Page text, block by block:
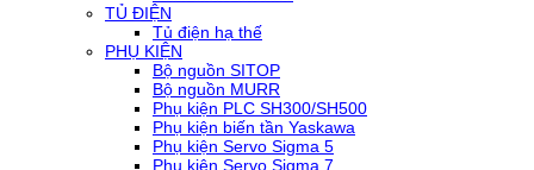
TỦ ĐIỆN
Tủ điện hạ thế
PHỤ KIỆN
Bộ nguồn SITOP
Bộ nguồn MURR
Phụ kiện PLC SH300/SH500
Phụ kiện biến tần Yaskawa
Phụ kiện Servo Sigma 5
Phụ kiện Servo Sigma 7